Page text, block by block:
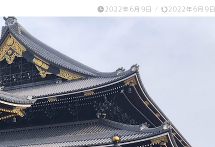
2022年6月9日 / 2022年6月9日